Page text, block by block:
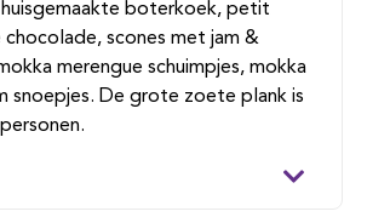
huisgemaakte boterkoek, petit
scones met jam &
merengue schuimpjes, mokka
snoepjes. De grote zoete plank is